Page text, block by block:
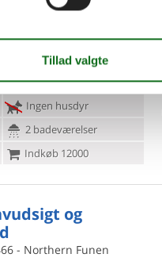
landejendom. De
til den store familie. Huset
køkken
Ingen husdyr
2 badeværelser
Indkøb 12000
og
- Northern Funen